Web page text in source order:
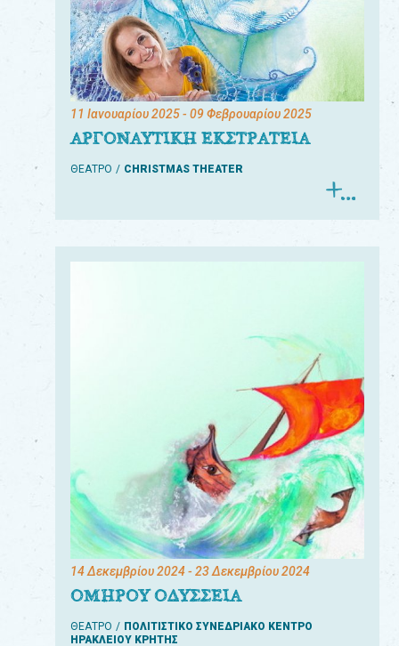
11 Ιανουαρίου 2025- 09 Φεβρουαρίου 2025
ΑΡΓΟΝΑΥΤΙΚΗ ΕΚΣΤΡΑΤΕΙΑ
ΘΕΑΤΡΟ CHRISTMAS THEATER
14 Δεκεμβρίου 2024- 23 Δεκεμβρίου 2024
ΟΜΗΡΟΥ ΟΔΥΣΣΕΙΑ
ΘΕΑΤΡΟ
ΠΟΛΙΤΙΣΤΙΚΟ ΣΥΝΕΔΡΙΑΚΟ ΚΕΝΤΡΟ
ΗΡΑΚΛΕΙΟΥ ΚΡΗΤΗΣ